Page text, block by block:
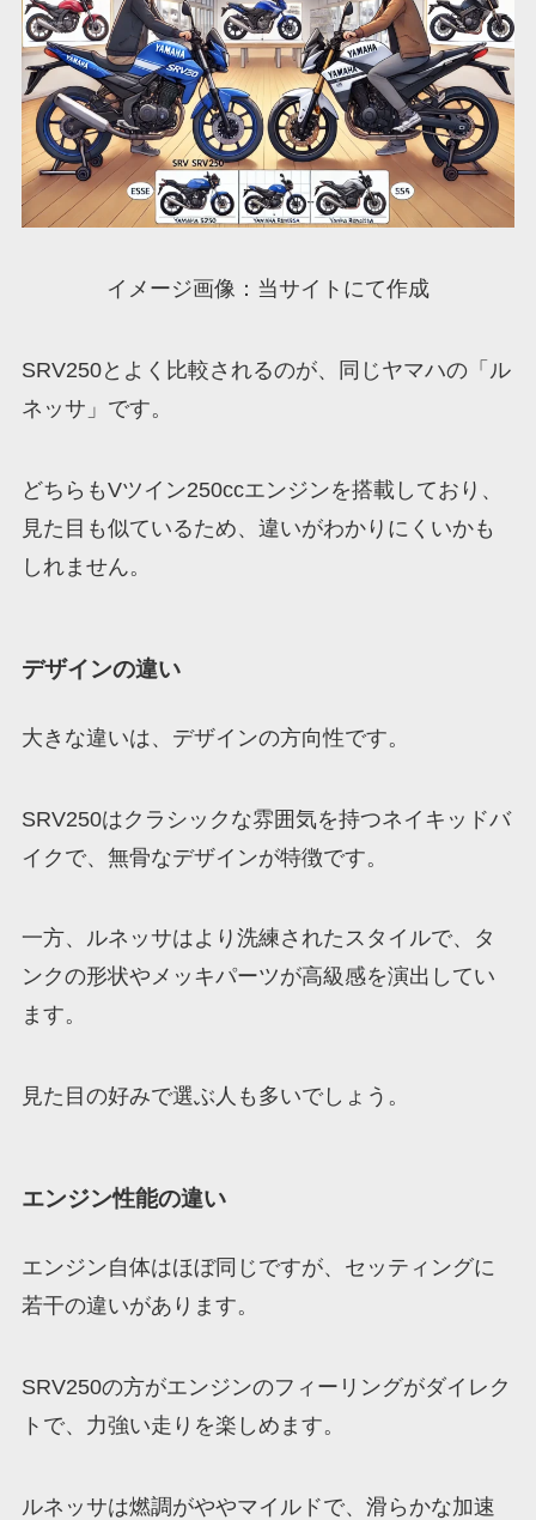
イメージ画像：当サイトにて作成
SRV250とよく比較されるのが、同じヤマハの「ル
ネッサ」です。
どちらもVツイン250ccエンジンを搭載しており、
見た目も似ているため、違いがわかりにくいかも
しれません。
デザインの違い
大きな違いは、デザインの方向性です。
SRV250はクラシックな雰囲気を持つネイキッドバ
イクで、無骨なデザインが特徴です。
一方、ルネッサはより洗練されたスタイルで、タ
ンクの形状やメッキパーツが高級感を演出してい
ます。
見た目の好みで選ぶ人も多いでしょう。
エンジン性能の違い
エンジン自体はほぼ同じですが、セッティングに
若干の違いがあります。
SRV250の方がエンジンのフィーリングがダイレク
トで、力強い走りを楽しめます。
ルネッサは燃調がややマイルドで、滑らかな加速